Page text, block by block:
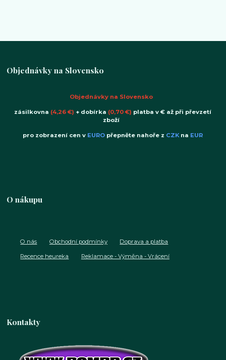
Objednávky na Slovensko
Objednávky na Slovensko
zásilkovna (4,26 €) + dobírka (0,70 €) platba v € až při převzetí
zboží
pro zobrazení cen v EURO přepněte nahoře z CZKna EUR
O nákupu
O nás Obchodní podmínky Doprava a platba
Recence heureka Reklamace - Výměna - Vrácení
Kontakty